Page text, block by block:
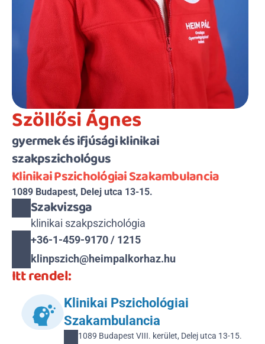
Szöllősi Ágnes
gyermek és ifjúsági klinikai
szakpszichológus
Klinikai Pszichológiai Szakambulancia
1089 Budapest, Delej utca 13-15.
Szakvizsga
klinikai szakpszichológia
+36-1-459-9170 / 1215
klinpszich@heimpalkorhaz.hu
Itt rendel:
Klinikai Pszichológiai
Szakambulancia
1089 Budapest VIII. kerület, Delej utca 13-15.